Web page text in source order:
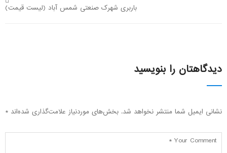
باربری شهرک صنعتی شمس آباد (لیست قیمت)
دیدگاهتان را بنویسید
نشانی ایمیل شما منتشر نخواهد شد. بخش‌های موردنیاز علامت‌گذاری شده‌اند *